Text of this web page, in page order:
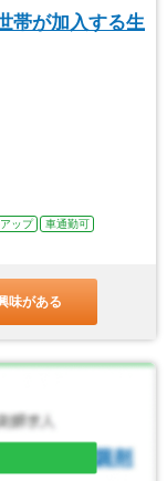
帯が加入する生
ップ
車通勤可
味がある